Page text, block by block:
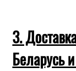
3.
Беларусь